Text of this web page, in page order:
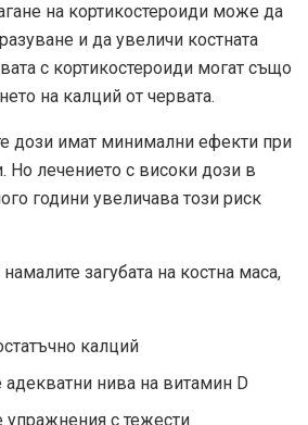
на кортикостероиди може да
и да увеличи костната
с кортикостероиди могат също
на калций от червата.
дози имат минимални ефекти при
Но лечението с високи дози в
години увеличава този риск
загубата на костна маса,
калций
нива на витамин D
с тежести